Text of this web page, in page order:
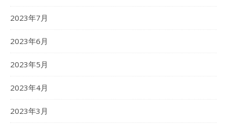
2023年7月
2023年6月
2023年5月
2023年4月
2023年3月